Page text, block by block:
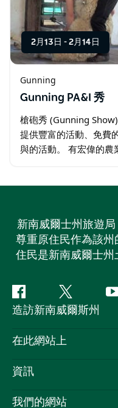
2月13日 - 2月14日
Gunning
Gunning PA&I 秀
槍砲秀 (Gunning
提供豐富的活動、免費
與的活動。 有宏偉的農
新南威爾士州旅遊
尊重原住民作為該
住民是新南威爾士
Facebook嘰
嘰
喳
造訪新南威爾斯州
聯絡我們
隱私
Cookie 通知
在此網站上
目的地
資訊
旅行資訊
我們的網站